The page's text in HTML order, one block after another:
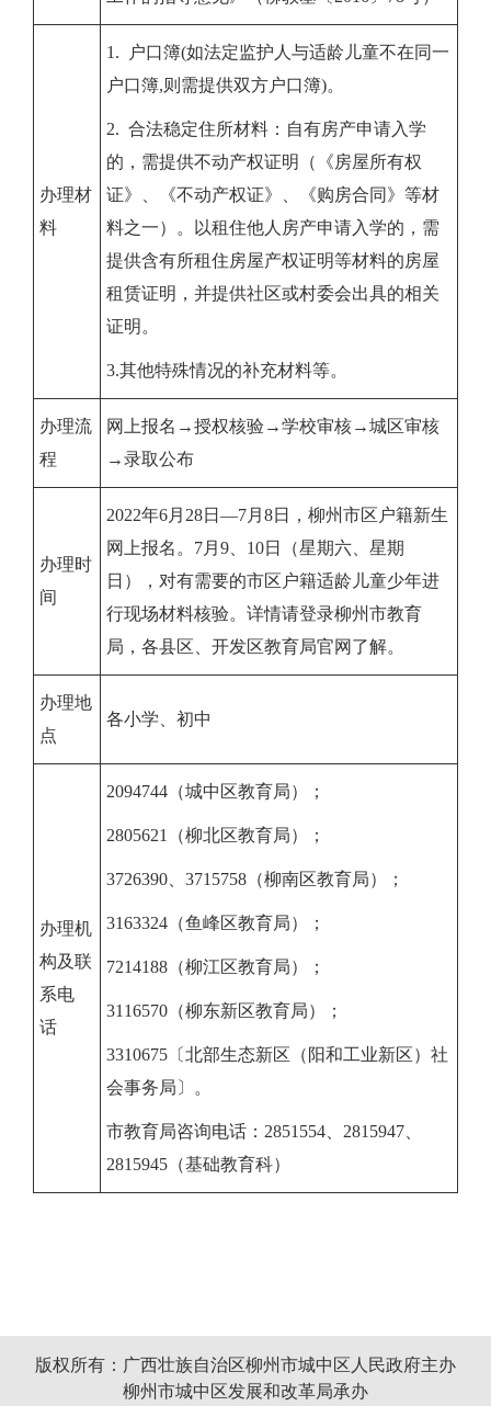
办理材
料
1.
户口簿(如法定监护人与适龄儿童不在同一
户口簿,则需提供双方户口簿)。
2. 合法稳定住所材料：自有房产申请入学
的，需提供不动产权证明（《房屋所有权
证》、《不动产权证》、《购房合同》等材
料之一）。以租住他人房产申请入学的，需
提供含有所租住房屋产权证明等材料的房屋
租赁证明，并提供社区或村委会出具的相关
证明。
3.其他特殊情况的补充材料等。
办理流
程
网上报名→授权核验→学校审核→城区审核
→录取公布
办理时
间
2022年6月28日—7月8日，柳州市区户籍新生
网上报名。7月9、10日（星期六、星期
日），对有需要的市区户籍适龄儿童少年进
行现场材料核验。详情请登录柳州市教育
局，各县区、开发区教育局官网了解。
办理地
点
各小学、初中
办理机
构及联
系电
话
2094744 （城中区教育局）；
2805621（柳北区教育局）；
3726390、3715758（柳南区教育局）；
3163324（鱼峰区教育局）；
7214188（柳江区教育局）；
3116570（柳东新区教育局）；
3310675〔北部生态新区（阳和工业新区）社
会事务局〕。
市教育局咨询电话：2851554、2815947、
2815945（基础教育科）
版权所有：广西壮族自治区柳州市城中区人民政府主办
柳州市城中区发展和改革局承办